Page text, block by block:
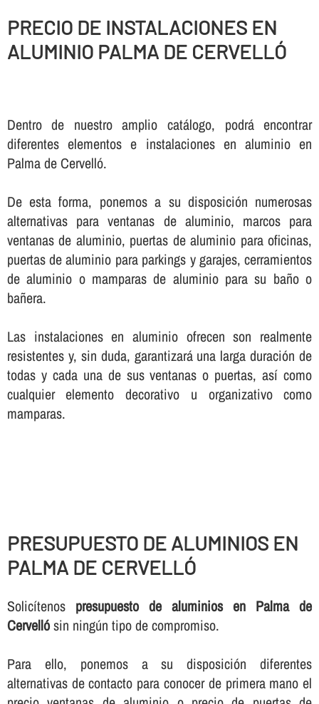
PRECIO DE INSTALACIONES EN
ALUMINIO PALMA DE CERVELLÓ
Dentro de nuestro amplio catálogo, podrá encontrar
diferentes elementos e instalaciones en aluminio en
Palma de Cervelló.
De esta forma, ponemos a su disposición numerosas
alternativas para ventanas de aluminio, marcos para
ventanas de aluminio, puertas de aluminio para oficinas,
puertas de aluminio para parkings y garajes, cerramientos
de aluminio o mamparas de aluminio para su baño o
bañera.
Las instalaciones en aluminio ofrecen son realmente
resistentes y, sin duda, garantizará una larga duración de
todas y cada una de sus ventanas o puertas, así­ como
cualquier elemento decorativo u organizativo como
mamparas.
PRESUPUESTO DE ALUMINIOS EN
PALMA DE CERVELLÓ
Solicí­tenos presupuesto de aluminios en Palma de
Cervellósin ningún tipo de compromiso.
Para ello, ponemos a su disposición diferentes
alternativas de contacto para conocer de primera mano el